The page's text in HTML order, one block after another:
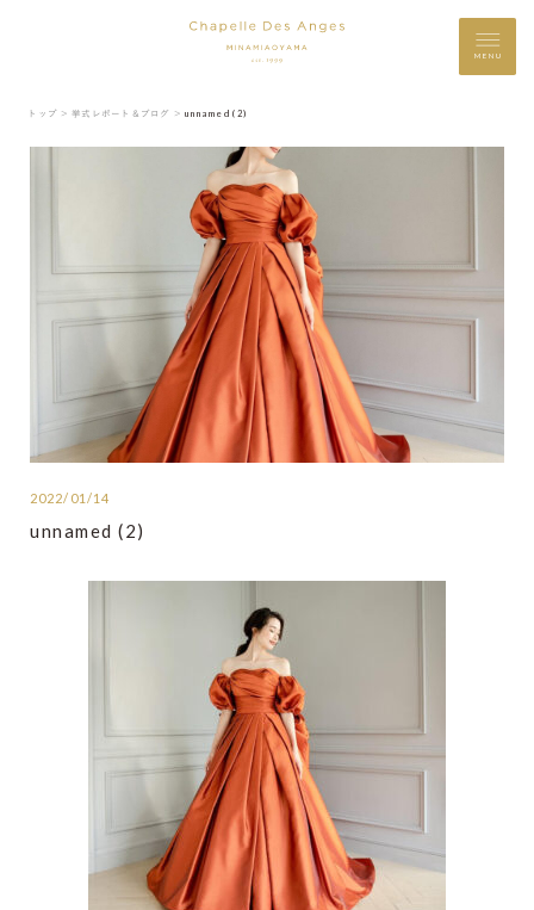
MENU
トップ ＞ 挙式レポート＆ブログ ＞ unnamed (2)
2022/01/14
unnamed (2)